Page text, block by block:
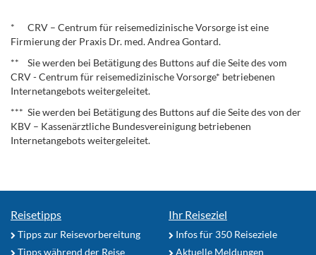
* CRV – Centrum für reisemedizinische Vorsorge ist eine
Firmierung der Praxis Dr. med. Andrea Gontard.
** Sie werden bei Betätigung des Buttons auf die Seite des vom
CRV - Centrum für reisemedizinische Vorsorge* betriebenen
Internetangebots weitergeleitet.
*** Sie werden bei Betätigung des Buttons auf die Seite des von der
KBV – Kassenärztliche Bundesvereinigung betriebenen
Internetangebots weitergeleitet.
Reisetipps
Tipps zur Reisevorbereitung
Tipps während der Reise
Ihr Reiseziel
Infos für 350 Reiseziele
Aktuelle Meldungen